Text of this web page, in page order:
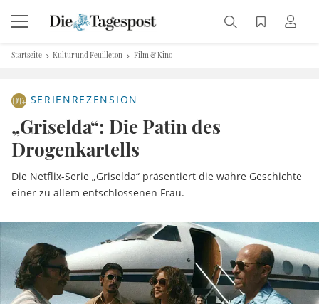
Startseite Kultur und Feuilleton Film & Kino
SERIENREZENSION
„Griselda“: Die Patin des
Drogenkartells
Die Netflix-Serie „Griselda“ präsentiert die wahre Geschichte
einer zu allem entschlossenen Frau.